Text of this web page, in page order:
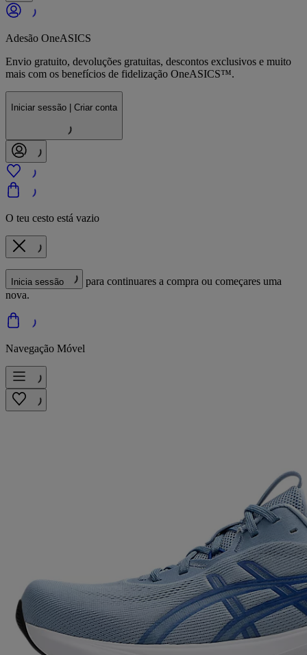
Adesão OneASICS
Envio gratuito, devoluções gratuitas, descontos exclusivos e muito
mais com os benefícios de fidelização OneASICS™.
Iniciar sessão | Criar conta
O teu cesto está vazio
Inicia sessão
para continuares a compra ou começares uma
nova.
Navegação Móvel